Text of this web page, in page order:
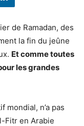
de Ramadan, des
la fin du jeûne
Et comme toutes
les grandes
mondial, n’a pas
Fitr en Arabie